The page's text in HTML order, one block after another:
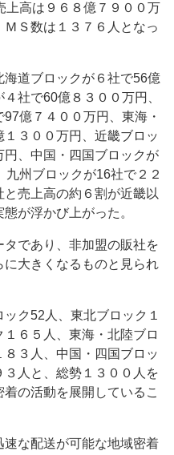
上高は９６８億７９００万
Ｓ数は１３７６人となっ
道ブロックが６社で56億
社で60億８３００万円、
億７４００万円、東海・
３００万円、近畿ブロッ
、中国・四国ブロックが
州ブロックが16社で２２
売上高の約６割が近畿以
が浮かび上がった。
であり、非加盟の販社を
大きくなるものと見られ
ク52人、東北ブロック１
６５人、東海・北陸ブロ
３人、中国・四国ブロッ
人と、総勢１３００人を
の活動を展開しているこ
な配送が可能な地域密着